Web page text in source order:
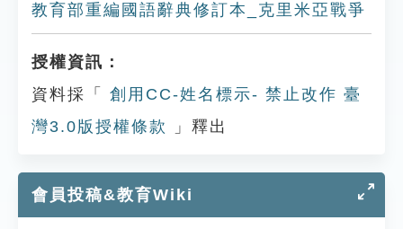
教育部重編國語辭典修訂本_克里米亞戰爭
授權資訊：
資料採「
創用CC-姓名標示- 禁止改作 臺
灣3.0版授權條款
」釋出
會員投稿&教育Wiki